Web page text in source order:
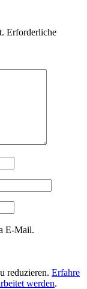
Erforderliche
E-Mail.
reduzieren. Erfahre
werden.